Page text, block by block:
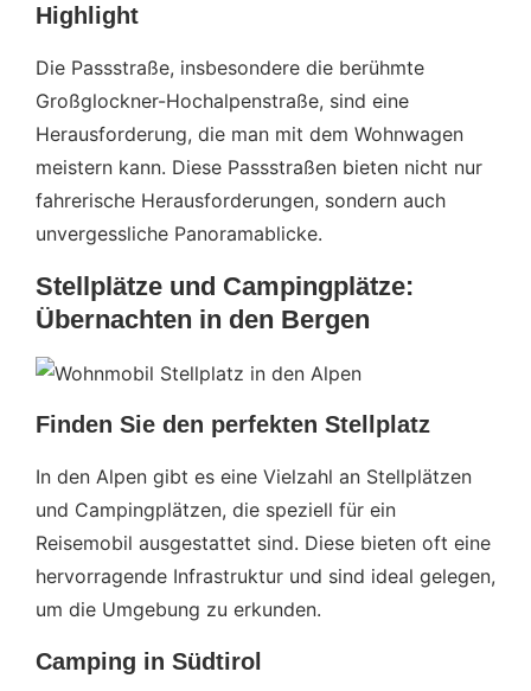
Highlight
Die Passstraße, insbesondere die berühmte
Großglockner-Hochalpenstraße, sind eine
Herausforderung, die man mit dem Wohnwagen
meistern kann. Diese Passstraßen bieten nicht nur
fahrerische Herausforderungen, sondern auch
unvergessliche Panoramablicke.
Stellplätze und Campingplätze:
Übernachten in den Bergen
Finden Sie den perfekten Stellplatz
In den Alpen gibt es eine Vielzahl an Stellplätzen
und Campingplätzen, die speziell für ein
Reisemobil ausgestattet sind. Diese bieten oft eine
hervorragende Infrastruktur und sind ideal gelegen,
um die Umgebung zu erkunden.
Camping in Südtirol